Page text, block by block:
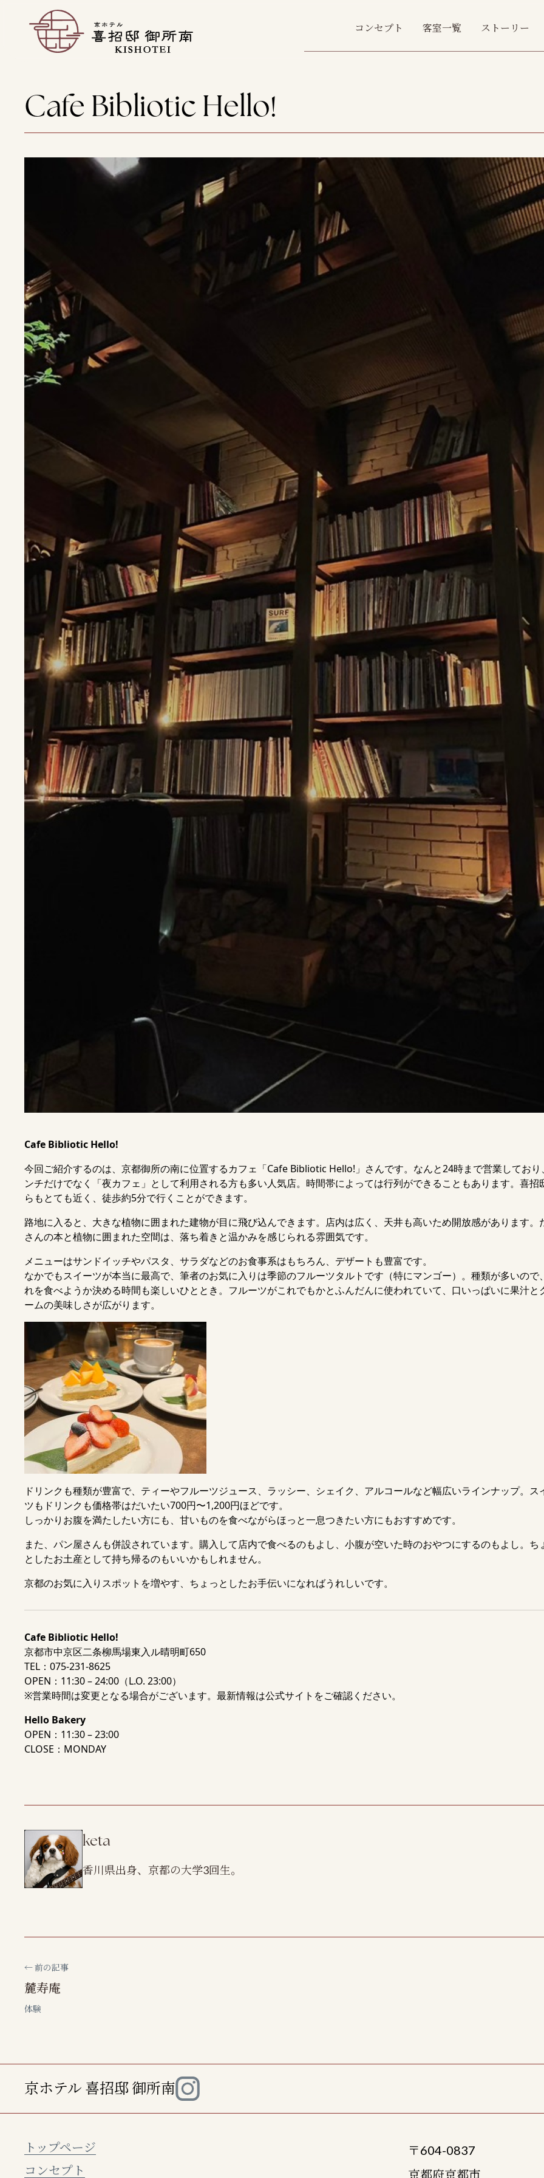
コンセプト 客室一覧 ストーリー
Cafe Bibliotic Hello!
Cafe Bibliotic Hello!
今回ご紹介するのは、京都御所の南に位置するカフェ「Cafe Bibliotic Hello!」さんです。なんと24時まで営業しており
ンチだけでなく「夜カフェ」として利用される方も多い人気店。時間帯によっては行列ができることもあります。喜招
らもとても近く、徒歩約5分で行くことができます。
路地に入ると、大きな植物に囲まれた建物が目に飛び込んできます。店内は広く、天井も高いため開放感があります。
さんの本と植物に囲まれた空間は、落ち着きと温かみを感じられる雰囲気です。
メニューはサンドイッチやパスタ、サラダなどのお食事系はもちろん、デザートも豊富です。
なかでもスイーツが本当に最高で、筆者のお気に入りは季節のフルーツタルトです（特にマンゴー）。種類が多いので
れを食べようか決める時間も楽しいひととき。フルーツがこれでもかとふんだんに使われていて、口いっぱいに果汁と
ームの美味しさが広がります。
ドリンクも種類が豊富で、ティーやフルーツジュース、ラッシー、シェイク、アルコールなど幅広いラインナップ。ス
ツもドリンクも価格帯はだいたい700円〜1,200円ほどです。
しっかりお腹を満たしたい方にも、甘いものを食べながらほっと一息つきたい方にもおすすめです。
また、パン屋さんも併設されています。購入して店内で食べるのもよし、小腹が空いた時のおやつにするのもよし。ち
としたお土産として持ち帰るのもいいかもしれません。
京都のお気に入りスポットを増やす、ちょっとしたお手伝いになればうれしいです。
Cafe Bibliotic Hello!
京都市中京区二条柳馬場東入ル晴明町650
TEL：075-231-8625
OPEN：11:30 – 24:00（L.O. 23:00）
※営業時間は変更となる場合がございます。最新情報は公式サイトをご確認ください。
Hello Bakery
OPEN：11:30 – 23:00
CLOSE：MONDAY
keta
香川県出身、京都の大学3回生。
← 前の記事
麓寿庵
体験
京ホテル 喜招邸 御所南
トップページ
コンセプト
〒604-0837
京都府京都市